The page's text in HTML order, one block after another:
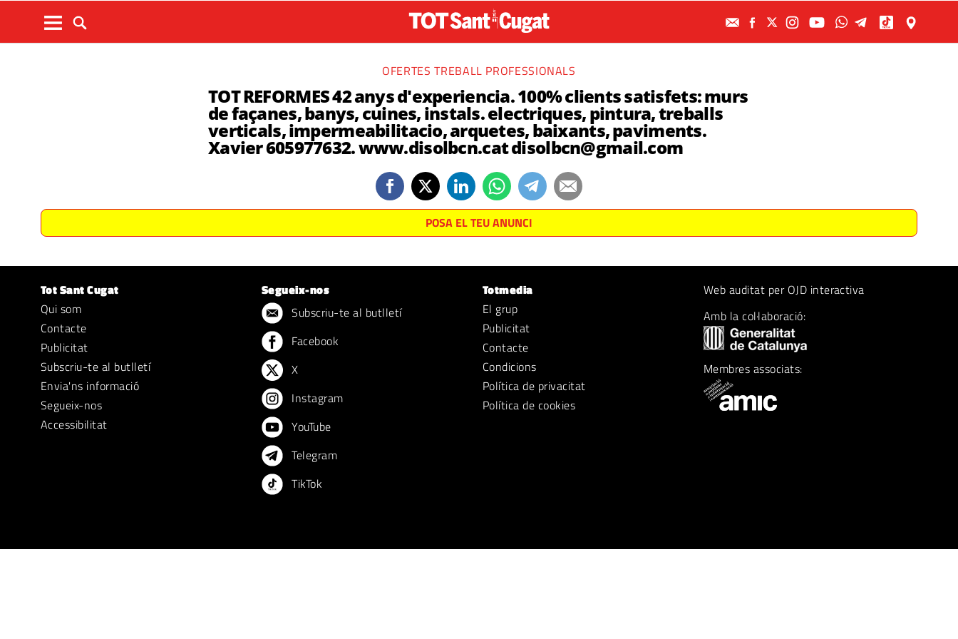
OFERTES TREBALL PROFESSIONALS
TOT REFORMES 42 anys d'experiencia. 100% clients satisfets: murs
de façanes, banys, cuines, instals. electriques, pintura, treballs
verticals, impermeabilitacio, arquetes, baixants, paviments.
Xavier 605977632. www.disolbcn.cat disolbcn@gmail.com
POSA EL TEU ANUNCI
Tot Sant Cugat
Qui som
Contacte
Publicitat
Subscriu-te al butlletí
Envia'ns informació
Segueix-nos
Accessibilitat
Segueix-nos
Subscriu-te al butlletí
Facebook
X
Instagram
YouTube
Telegram
TikTok
Totmedia
El grup
Publicitat
Contacte
Condicions
Política de privacitat
Política de cookies
Web auditat per OJD interactiva
Amb la col·laboració:
Membres associats: